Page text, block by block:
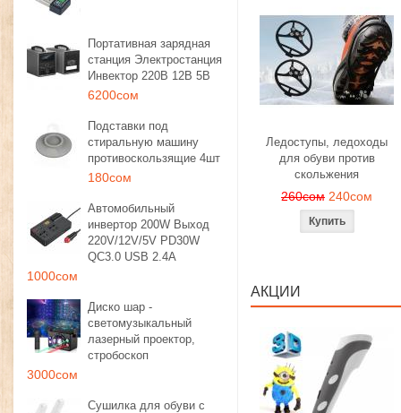
Портативная зарядная
станция Электростанция
Инвектор 220В 12В 5В
6200сом
Подставки под
стиральную машину
противоскользящие 4шт
180сом
Автомобильный
инвертор 200W Выход
220V/12V/5V PD30W
QC3.0 USB 2.4A
1000сом
Диско шар -
светомузыкальный
лазерный проектор,
стробоскоп
3000сом
Сушилка для обуви с
Ледоступы, ледоходы
для обуви против
скольжения
260сом 240сом
АКЦИИ